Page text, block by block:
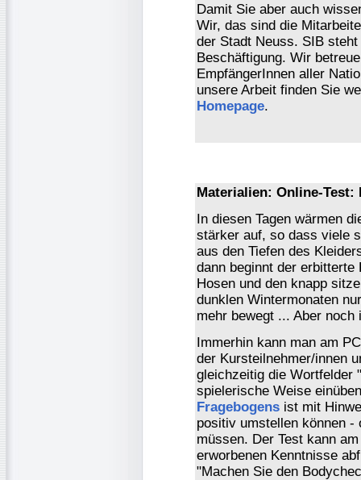
Damit Sie aber auch
Wir, das sind die
der Stadt Neuss. SIB
Beschäftigung. Wir
EmpfängerInnen aller
unsere Arbeit finden Sie
Homepage.
Materialien: Online-Test:
In diesen Tagen wärmen
stärker auf, so dass viele
aus den Tiefen des
dann beginnt der
Hosen und den knapp
dunklen Wintermonaten
mehr bewegt ... Aber
Immerhin kann man am
der Kursteilnehmer/innen
gleichzeitig die Wortfelder
spielerische Weise
Fragebogens ist mit
positiv umstellen können
müssen. Der Test kann
erworbenen Kenntnisse
"Machen Sie den